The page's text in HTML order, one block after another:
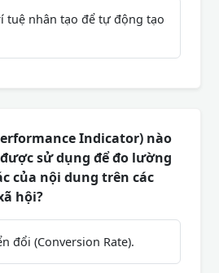
tuệ nhân tạo để tự động tạo
Indicator) nào
sử dụng để đo lường
của nội dung trên các
hội?
đổi (Conversion Rate).